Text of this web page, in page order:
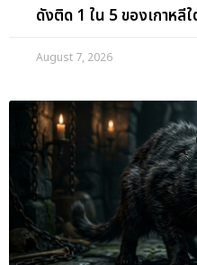
คดีฆาตกรรมฮวาซอง ฆาต
ดังติด 1 ใน 5 ของเกาหลี
August 7, 2026